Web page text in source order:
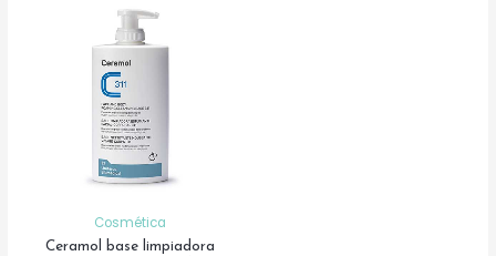
Cosmética
Ceramol base limpiadora